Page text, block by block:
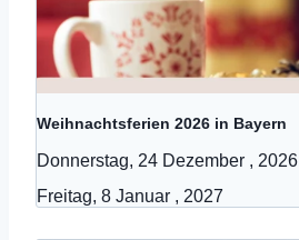
Weihnachtsferien 2026 in Bayern
Donnerstag, 24 Dezember , 2026
Freitag, 8 Januar , 2027